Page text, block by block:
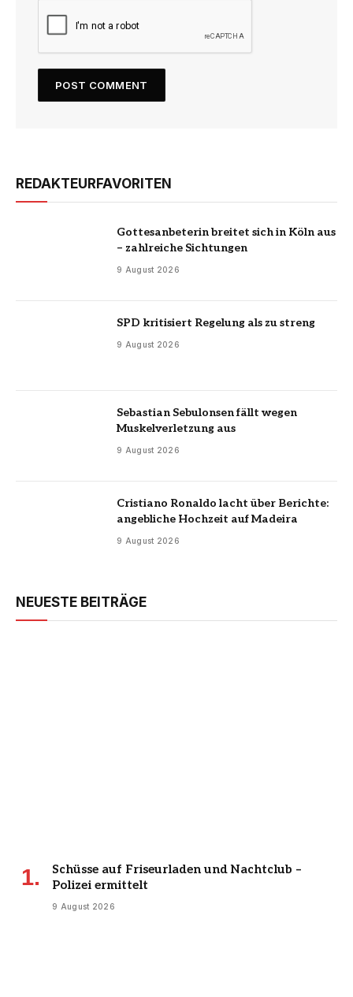
REDAKTEURFAVORITEN
Gottesanbeterin breitet sich in Köln aus
– zahlreiche Sichtungen
9 August 2026
SPD kritisiert Regelung als zu streng
9 August 2026
Sebastian Sebulonsen fällt wegen
Muskelverletzung aus
9 August 2026
Cristiano Ronaldo lacht über Berichte:
angebliche Hochzeit auf Madeira
9 August 2026
NEUESTE BEITRÄGE
Schüsse auf Friseurladen und Nachtclub –
Polizei ermittelt
9 August 2026